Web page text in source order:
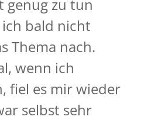
genug zu tun
bald nicht
Thema nach.
wenn ich
fiel es mir wieder
selbst sehr